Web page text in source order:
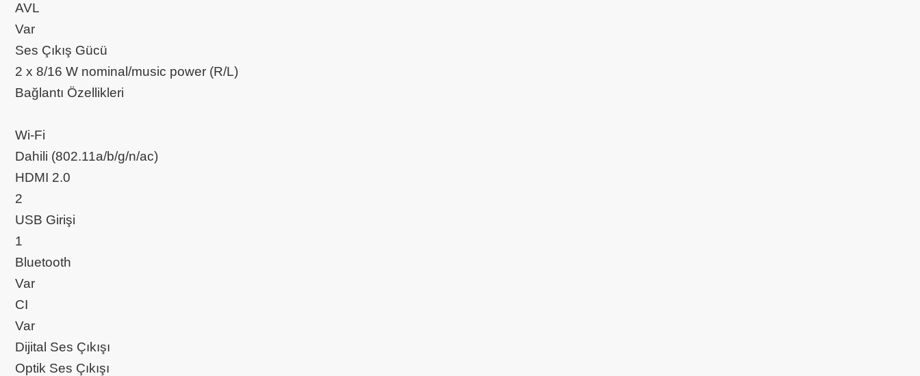
AVL
Var
Ses Çıkış Gücü
2 x 8/16 W nominal/music power (R/L)
Bağlantı Özellikleri
Wi-Fi
Dahili (802.11a/b/g/n/ac)
HDMI 2.0
2
USB Girişi
1
Bluetooth
Var
CI
Var
Dijital Ses Çıkışı
Optik Ses Çıkışı